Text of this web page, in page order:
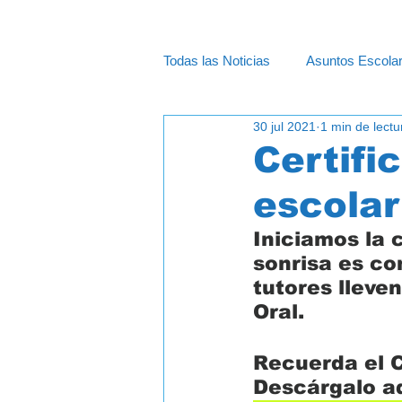
Todas las Noticias Asuntos
Cápsulas - Información
escolar
30 jul 2021 1 min de
Iniciamos la
sonrisa es
tutores
Oral.
Recuerda el
Descárgalo